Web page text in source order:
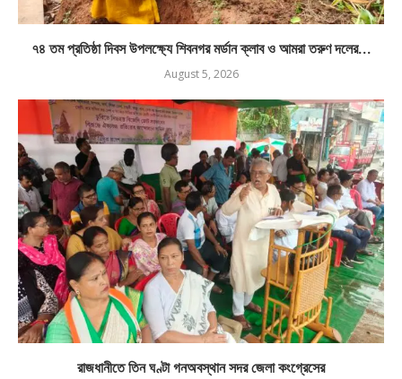
৭৪ তম প্রতিষ্ঠা দিবস উপলক্ষ্যে শিবনগর মর্ডান ক্লাব ও আমরা তরুণ দলের...
August 5, 2026
রাজধানীতে তিন ঘণ্টা গনঅবস্থান সদর জেলা কংগ্রেসের